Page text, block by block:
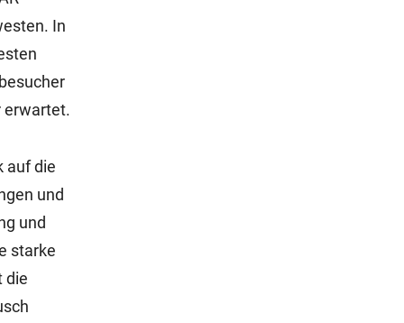
In
erwartet.
auf die
und
und
starke
die